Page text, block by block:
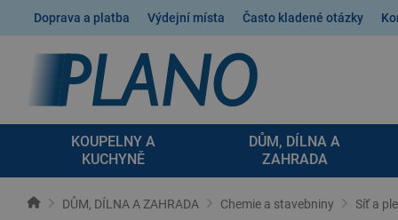
Doprava a platba Výdejní místa Často kladené otázky
KOUPELNY A
KUCHYNĚ
DŮM, DÍLNA A
ZAHRADA
DŮM, DÍLNA A ZAHRADA Chemie a stavebniny Síť a